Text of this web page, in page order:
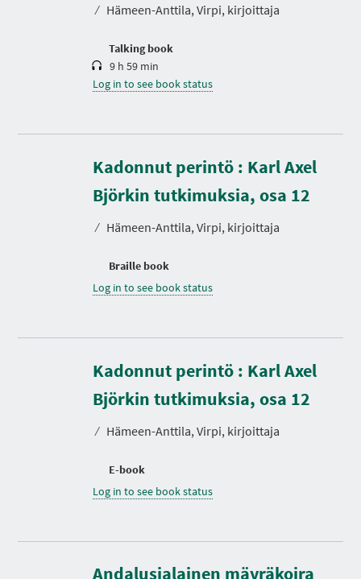
⁄ Hämeen-Anttila, Virpi, kirjoittaja
Talking book
i
9 h 59 min
Log in to see book status
Kadonnut perintö : Karl Axel
Björkin tutkimuksia, osa 12
⁄ Hämeen-Anttila, Virpi, kirjoittaja
Braille book
Log in to see book status
Kadonnut perintö : Karl Axel
Björkin tutkimuksia, osa 12
⁄ Hämeen-Anttila, Virpi, kirjoittaja
E-book
Log in to see book status
Andalusialainen mäyräkoira
D
r